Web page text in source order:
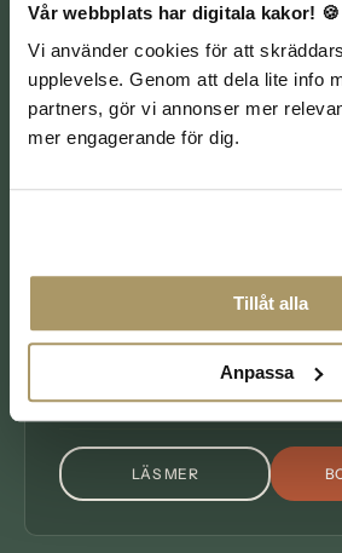
Vår webbplats har digitala kakor! 🍪
Vi använder cookies för att
upplevelse. Genom att dela lite info
partners, gör vi annonser mer
mer engagerande för dig.
Tillåt alla
Anpassa
HÖGTIDSPAKET
Nyår i Vadstena med spa
Fira nyår på Starby med spa,
vinpaket och två övernattningar.
LÄS MEROM NYÅR I VADSTENA